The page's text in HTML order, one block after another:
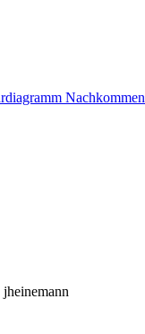
Nachkommen
jheinemann